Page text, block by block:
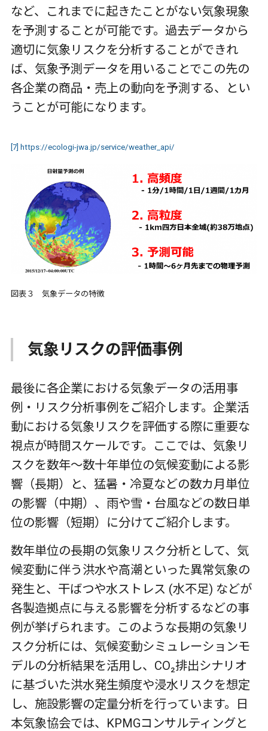
など、これまでに起きたことがない気象現象
を予測することが可能です。過去データから
適切に気象リスクを分析することができれ
ば、気象予測データを用いることでこの先の
各企業の商品・売上の動向を予測する、とい
うことが可能になります。
[7] https://ecologi-jwa.jp/service/weather_api/
図表３ 気象データの特徴
気象リスクの評価事例
最後に各企業における気象データの活用事
例・リスク分析事例をご紹介します。企業活
動における気象リスクを評価する際に重要な
視点が時間スケールです。ここでは、気象リ
スクを数年～数十年単位の気候変動による影
響（長期）と、猛暑・冷夏などの数カ月単位
の影響（中期）、雨や雪・台風などの数日単
位の影響（短期）に分けてご紹介します。
数年単位の長期の気象リスク分析として、気
候変動に伴う洪水や高潮といった異常気象の
発生と、干ばつや水ストレス (水不足) などが
各製造拠点に与える影響を分析するなどの事
例が挙げられます。このような長期の気象リ
スク分析には、気候変動シミュレーションモ
デルの分析結果を活用し、 CO₂排出シナリオ
に基づいた洪水発生頻度や浸水リスクを想定
し、施設影響の定量分析を行っています。日
本気象協会では、 KPMGコンサルティングと